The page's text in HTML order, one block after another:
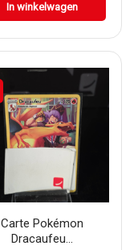
In winkelwagen
Carte Pokémon
Dracaufeu...